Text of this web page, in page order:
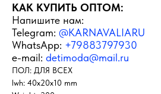
КАК КУПИТЬ ОПТОМ:
Напишите нам:
Telegram: @KARNAVALIARU
WhatsApp: +79883797930
e-mail: detimoda@mail.ru
ПОЛ: ДЛЯ ВСЕХ
lwh: 40x20x10 mm